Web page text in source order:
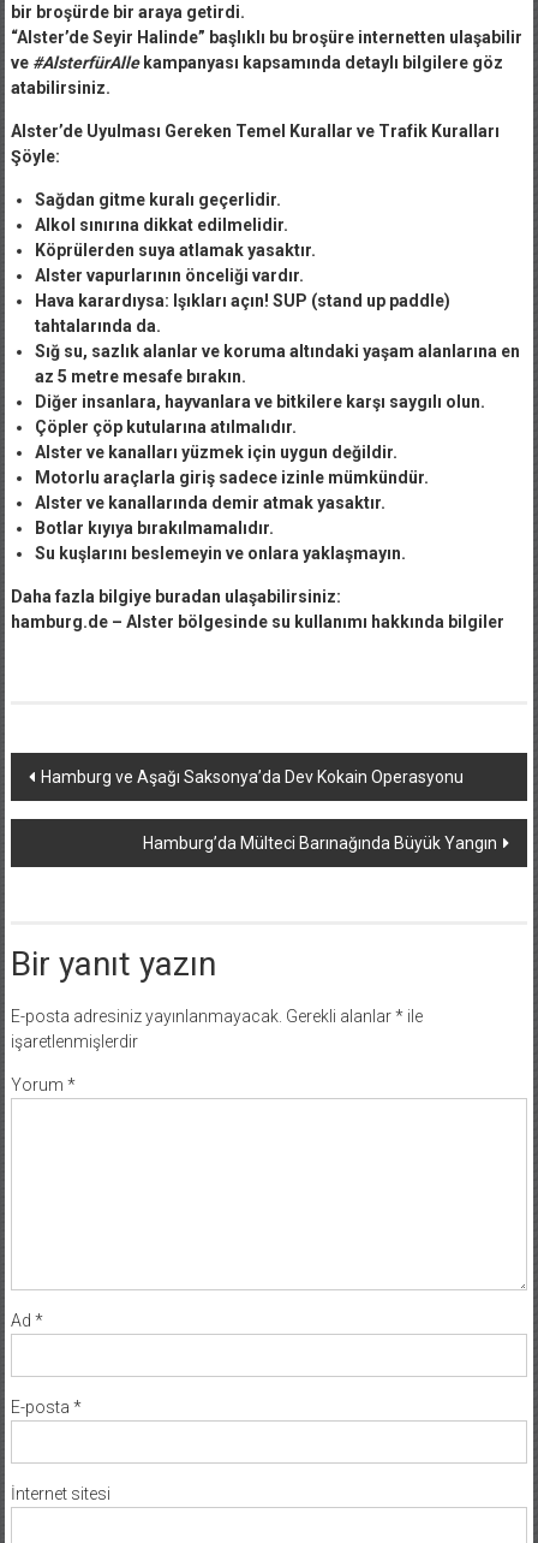
bir broşürde bir araya getirdi.
“Alster’de Seyir Halinde” başlıklı bu broşüre internetten ulaşabilir
ve #AlsterfürAlle kampanyası kapsamında detaylı bilgilere göz
atabilirsiniz.
Alster’de Uyulması Gereken Temel Kurallar ve Trafik Kuralları
Şöyle:
Sağdan gitme kuralı geçerlidir.
Alkol sınırına dikkat edilmelidir.
Köprülerden suya atlamak yasaktır.
Alster vapurlarının önceliği vardır.
Hava karardıysa: Işıkları açın! SUP (stand up paddle)
tahtalarında da.
Sığ su, sazlık alanlar ve koruma altındaki yaşam alanlarına en
az 5 metre mesafe bırakın.
Diğer insanlara, hayvanlara ve bitkilere karşı saygılı olun.
Çöpler çöp kutularına atılmalıdır.
Alster ve kanalları yüzmek için uygun değildir.
Motorlu araçlarla giriş sadece izinle mümkündür.
Alster ve kanallarında demir atmak yasaktır.
Botlar kıyıya bırakılmamalıdır.
Su kuşlarını beslemeyin ve onlara yaklaşmayın.
Daha fazla bilgiye buradan ulaşabilirsiniz:
hamburg.de – Alster bölgesinde su kullanımı hakkında bilgiler
Yazı
dolaşımı
Hamburg ve Aşağı Saksonya’da Dev Kokain Operasyonu
Hamburg’da Mülteci Barınağında Büyük Yangın
Bir yanıt yazın
E-posta adresiniz yayınlanmayacak. Gerekli alanlar*ile
işaretlenmişlerdir
Yorum *
Ad *
E-posta *
İnternet sitesi